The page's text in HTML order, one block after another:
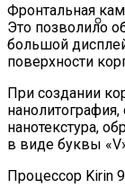
Фронтальная
Это позволило
большой
поверхности
При создании
нанотекстура,
в виде буквы
Процессор Kirin